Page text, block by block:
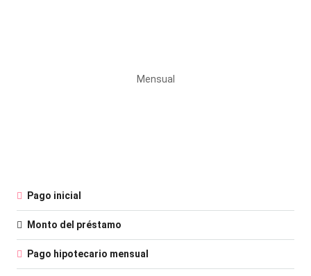
Mensual
Pago inicial
Monto del préstamo
Pago hipotecario mensual